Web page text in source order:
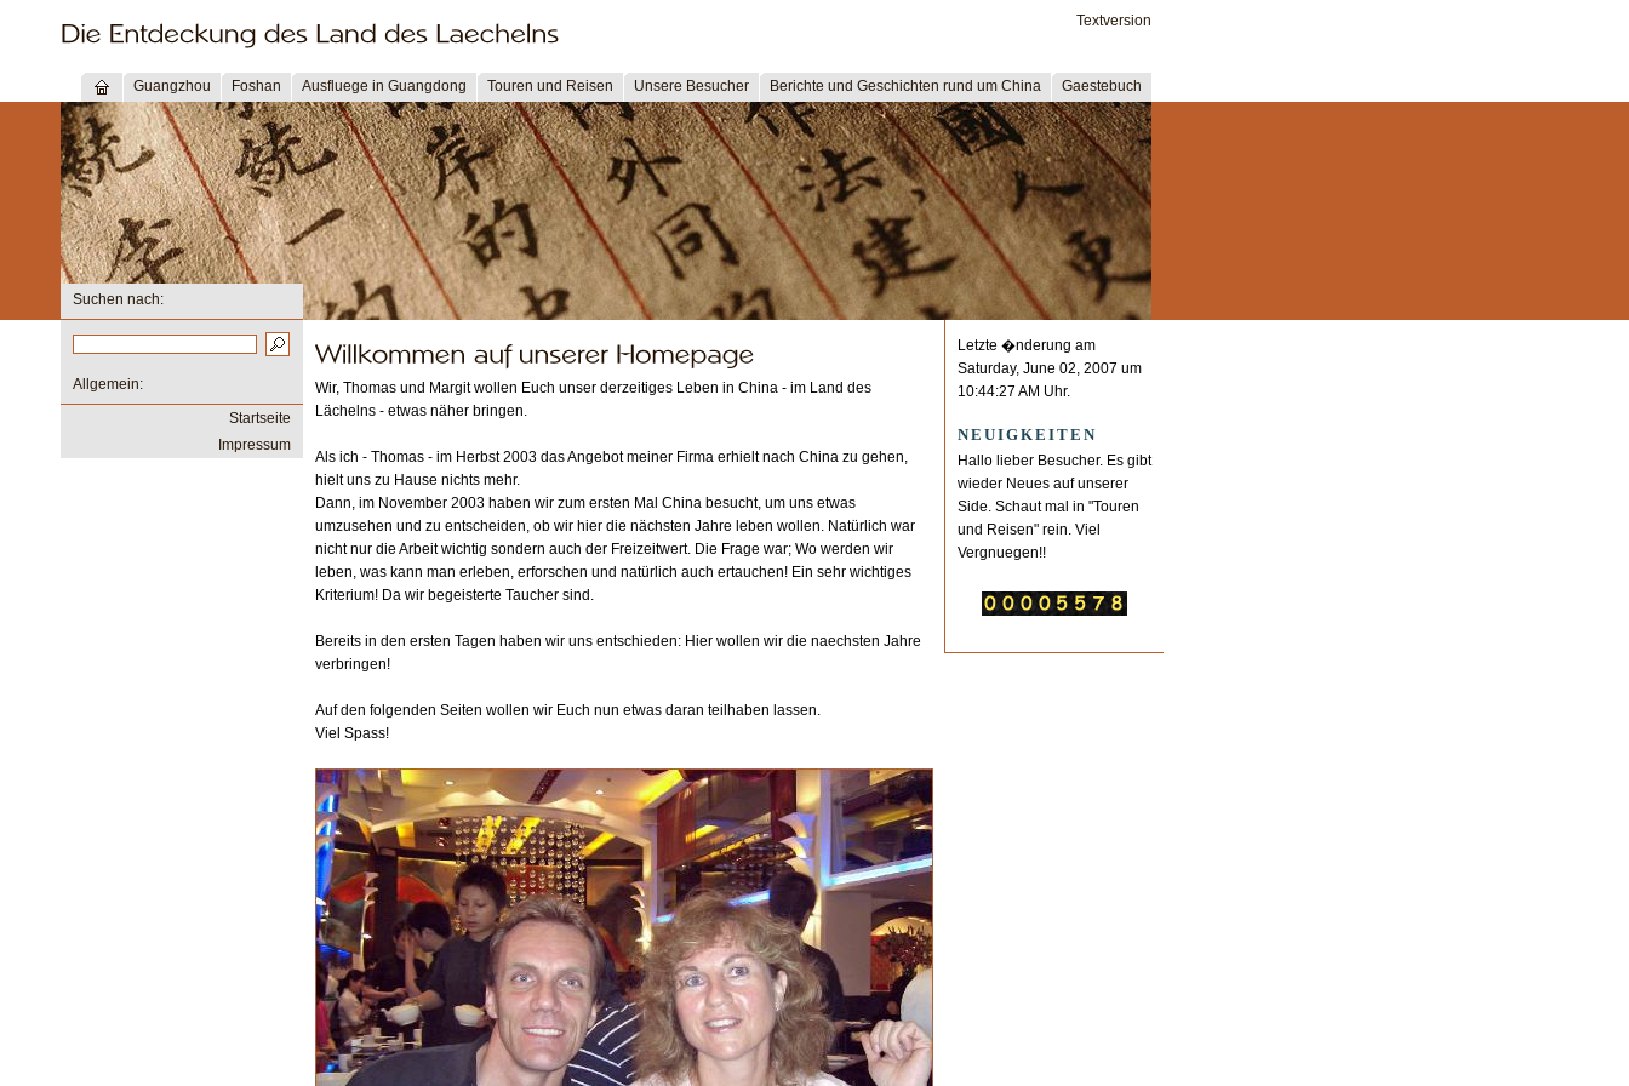
Textversion
Guangzhou Foshan Ausfluege in Guangdong Touren und Reisen Unsere Besucher Berichte und Geschichten rund um China Gaestebuch
Suchen nach:
Allgemein:
Startseite
Impressum
Wir, Thomas und Margit wollen Euch unser derzeitiges Leben in China - im Land des
Lächelns - etwas näher bringen.
Als ich - Thomas - im Herbst 2003 das Angebot meiner Firma erhielt nach China zu gehen,
hielt uns zu Hause nichts mehr.
Dann, im November 2003 haben wir zum ersten Mal China besucht, um uns etwas
umzusehen und zu entscheiden, ob wir hier die nächsten Jahre leben wollen. Natürlich war
nicht nur die Arbeit wichtig sondern auch der Freizeitwert. Die Frage war; Wo werden wir
leben, was kann man erleben, erforschen und natürlich auch ertauchen! Ein sehr wichtiges
Kriterium! Da wir begeisterte Taucher sind.
Bereits in den ersten Tagen haben wir uns entschieden: Hier wollen wir die naechsten Jahre
verbringen!
Auf den folgenden Seiten wollen wir Euch nun etwas daran teilhaben lassen.
Viel Spass!
Letzte �nderung am
Saturday, June 02, 2007 um
10:44:27 AM Uhr.
NEUIGKEITEN
Hallo lieber Besucher. Es gibt
wieder Neues auf unserer
Side. Schaut mal in "Touren
und Reisen" rein. Viel
Vergnuegen!!